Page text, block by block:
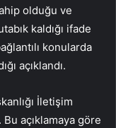
olduğu ve
kaldığı ifade
konularda
açıklandı.
İletişim
Bu açıklamaya göre